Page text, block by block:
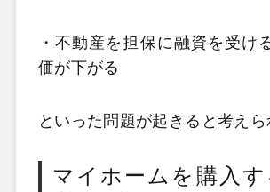
・不動産を担保に融資を受け
価が下がる
といった問題が起きると考えら
マイホームを購入